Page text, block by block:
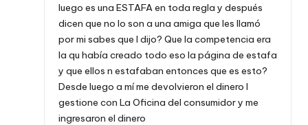
luego es una ESTAFA en toda regla y después
dicen que no lo son a una amiga que les llamó
por mi sabes que l dijo? Que la competencia era
la qu había creado todo eso la página de estafa
y que ellos n estafaban entonces que es esto?
Desde luego a mí me devolvieron el dinero l
gestione con La Oficina del consumidor y me
ingresaron el dinero